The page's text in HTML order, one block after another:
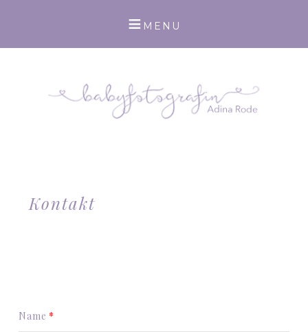
Kontakt
Name